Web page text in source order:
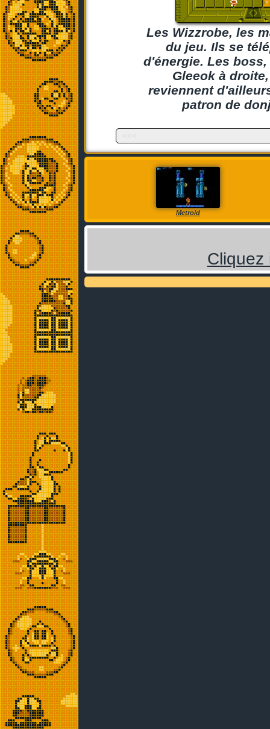
Les Wizzrobe, les
du jeu. Ils se
d'énergie. Les
Gleeok à
reviennent
patron de
Metroid
Cliquez